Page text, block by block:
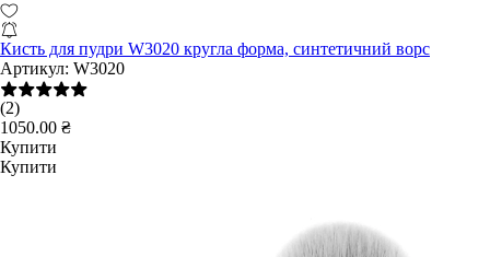
Кисть для пудри W3020 кругла форма, синтетичний ворс
Артикул: W3020
(2)
1050.00 ₴
Купити
Купити